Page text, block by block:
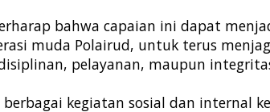
bahwa capaian ini dapat
muda Polairud, untuk terus
pelayanan, maupun
kegiatan sosial dan internal